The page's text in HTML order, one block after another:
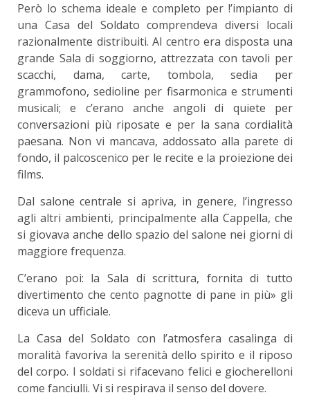
Però lo schema ideale e completo per !’im­pianto di
una Casa del Soldato comprendeva di­versi locali
razionalmente distribuiti. Al centro era disposta una
grande Sala di soggiorno, attrezzata con tavoli per
scacchi, dama, carte, tombola, sedia per
grammofono, sedioline per fisarmonica e stru­menti
musicali; e c’erano anche angoli di quiete per
conversazioni più riposate e per la sana cor­dialità
paesana. Non vi mancava, addossato alla parete di
fondo, il palcoscenico per le recite e la proiezione dei
films.
Dal salone centrale si apriva, in genere, l’in­gresso
agli altri ambienti, principalmente alla Cap­pella, che
si giovava anche dello spazio del salone nei giorni di
maggiore frequenza.
C’erano poi: la Sala di scrittura, fornita di tutto
divertimento che cento pagnotte di pane in più» ­gli
diceva un ufficiale.
La Casa del Soldato con l’atmosfera casalinga di
moralità favoriva la serenità dello spirito e il riposo
del corpo. I soldati si rifacevano felici e giocherelloni
come fanciulli. Vi si respirava il senso del dovere.